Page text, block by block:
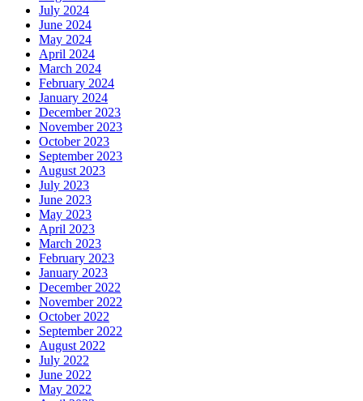
July 2024
June 2024
May 2024
April 2024
March 2024
February 2024
January 2024
December 2023
November 2023
October 2023
September 2023
August 2023
July 2023
June 2023
May 2023
April 2023
March 2023
February 2023
January 2023
December 2022
November 2022
October 2022
September 2022
August 2022
July 2022
June 2022
May 2022